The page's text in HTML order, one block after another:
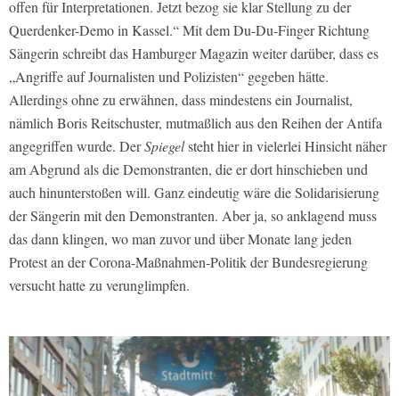
offen für Interpretationen. Jetzt bezog sie klar Stellung zu der
Querdenker-Demo in Kassel.“ Mit dem Du-Du-Finger Richtung
Sängerin schreibt das Hamburger Magazin weiter darüber, dass es
„Angriffe auf Journalisten und Polizisten“ gegeben hätte.
Allerdings ohne zu erwähnen, dass mindestens ein Journalist,
nämlich Boris Reitschuster, mutmaßlich aus den Reihen der Antifa
angegriffen wurde. DerSpiegelsteht hier in vielerlei Hinsicht näher
am Abgrund als die Demonstranten, die er dort hinschieben und
auch hinunterstoßen will. Ganz eindeutig wäre die Solidarisierung
der Sängerin mit den Demonstranten. Aber ja, so anklagend muss
das dann klingen, wo man zuvor und über Monate lang jeden
Protest an der Corona-Maßnahmen-Politik der Bundesregierung
versucht hatte zu verunglimpfen.